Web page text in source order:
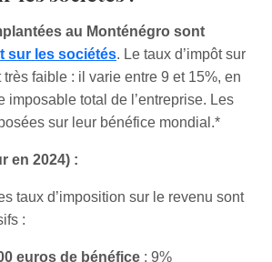
au Monténégro sont
sur les sociétés. Le taux d’impôt sur
très faible : il varie entre 9 et 15%, en
imposable total de l’entreprise. Les
sur leur bénéfice mondial.*
en 2024) :
taux d’imposition sur le revenu sont
:
euros de bénéfice : 9%